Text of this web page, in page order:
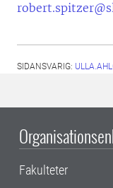
SIDANSVARIG:
Fakulteter